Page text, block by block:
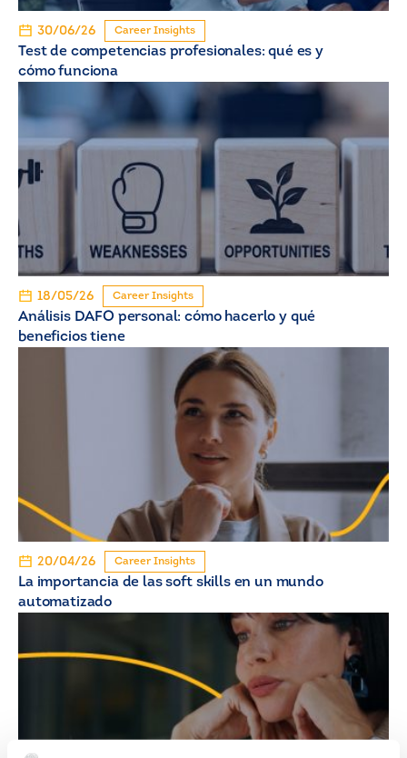
30/06/26 Career Insights
Test de competencias profesionales: qué es y
cómo funciona
18/05/26 Career Insights
Análisis DAFO personal: cómo hacerlo y qué
beneficios tiene
20/04/26 Career Insights
La importancia de las soft skills en un mundo
automatizado